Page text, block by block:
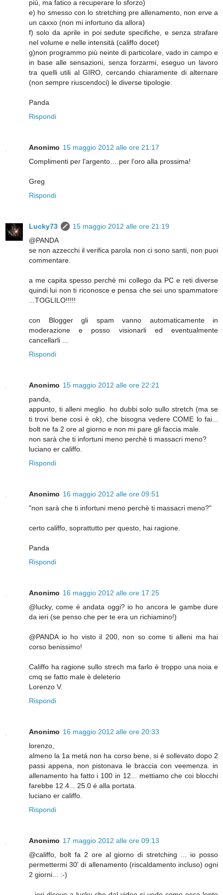
più, ma fatico a recuperare lo sforzo)
e) ho smesso con lo stretching pre allenamento, non erve a
un caxxo (non mi infortuno da allora)
f) solo da aprile in poi sedute specifiche, e senza strafare
nel volume e nelle intensità (califfo docet)
g)non programmo più neinte di particolare, vado in campo e
in base alle sensazioni, senza forzarmi, eseguo un lavoro
tra quelli utili al GIRO, cercando chiaramente di alternare
(non sempre riuscendoci) le diverse tipologie.
Panda
Rispondi
Anonimo 15 maggio 2012 alle ore 21:17
Complimenti per l’argento….per l’oro alla prossima!
Greg
Rispondi
Lucky73
15 maggio 2012 alle ore 21:19
@PANDA
se non azzecchi il verifica parola non ci sono santi, non puoi
commentare.
a me capita spesso perchè mi collego da PC e reti diverse
quindi lui non ti riconosce e pensa che sei uno spammatore
...TOGLILO!!!!!
con Blogger gli spam vanno automaticamente in
moderazione e posso visionarli ed eventualmente
cancellarli ...
Rispondi
Anonimo 15 maggio 2012 alle ore 22:21
panda,
appunto, ti alleni meglio. ho dubbi solo sullo stretch (ma se
ti trovi bene così è ok), che bisogna vedere COME lo fai...
bolt ne fa 2 ore al giorno e non mi pare gli faccia male.
non sarà che ti infortuni meno perchè ti massacri meno?
luciano er califfo.
Rispondi
Anonimo 16 maggio 2012 alle ore 09:51
"non sarà che ti infortuni meno perchè ti massacri meno?"
certo califfo, soprattutto per questo, hai ragione.
Panda
Rispondi
Anonimo 16 maggio 2012 alle ore 17:25
@lucky, come è andata oggi? io ho ancora le gambe dure
da ieri (se penso che per te era un richiamino!)
@PANDA io ho visto il 200, non so come ti alleni ma hai
corso benissimo!
Califfo ha ragione sullo strech ma farlo è troppo una noia e
cmq se fatto male è deleterio
Lorenzo V.
Rispondi
Anonimo 16 maggio 2012 alle ore 20:33
lorenzo,
almeno la 1a metá non ha corso bene, si é sollevato dopo 2
passi appena, non pistonava le braccia con veemenza. in
allenamento ha fatto i 100 in 12... mettiamo che coi blocchi
farebbe 12.4... 25.0 é alla portata.
luciano er califfo.
Rispondi
Anonimo 17 maggio 2012 alle ore 09:13
@califfo, bolt fa 2 ore al giorno di stretching ... io posso
permettermi 30' di allenamento (riscaldamento incluso) ogni
2 giorni... :-)